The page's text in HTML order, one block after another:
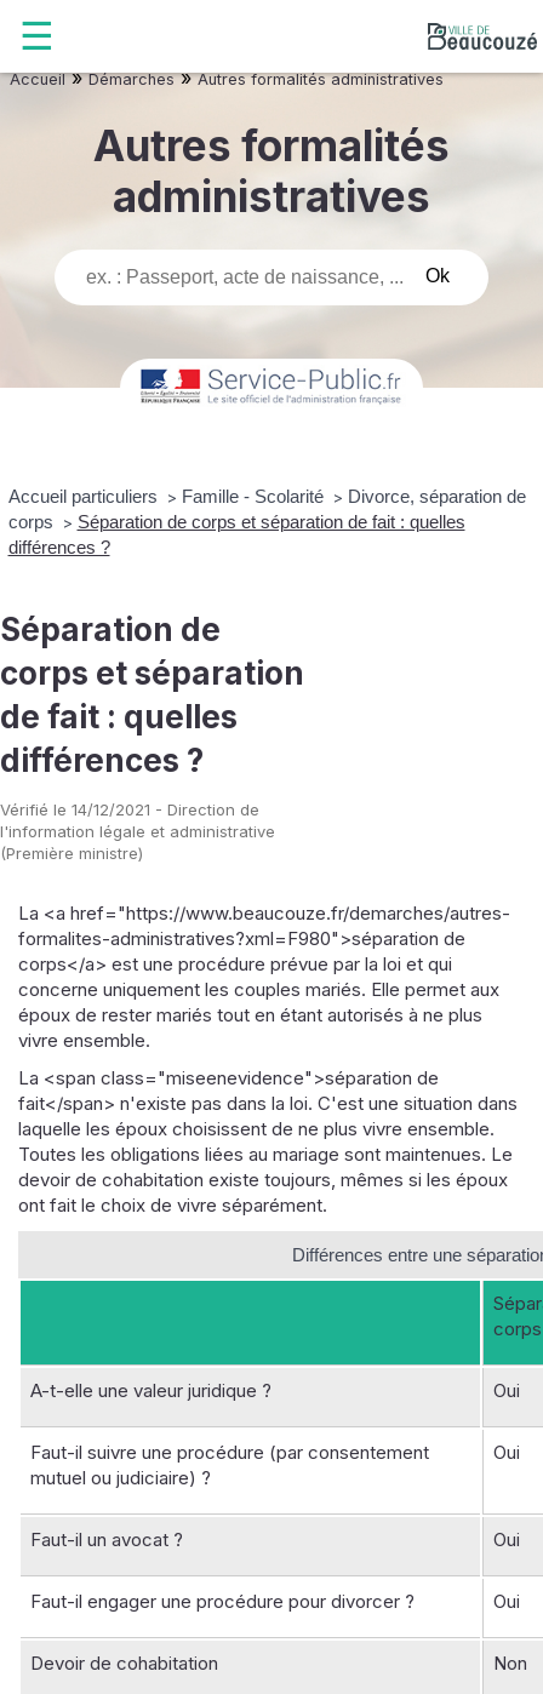
Accueil»Démarches»Autres formalités administratives
Autres formalités
administratives
Accueil particuliers > Famille - Scolarité > Divorce, séparation de
corps
> Séparation de corps et séparation de fait : quelles
différences ?
Séparation de
corps et séparation
de fait : quelles
différences ?
Vérifié le 14/12/2021 - Direction de
l'information légale et administrative
(Première ministre)
La <a href="https://www.beaucouze.fr/demarches/autres-
formalites-administratives?xml=F980">séparation de
corps</a> est une procédure prévue par la loi et qui
concerne uniquement les couples mariés. Elle permet aux
époux de rester mariés tout en étant autorisés à ne plus
vivre ensemble.
La <span class="miseenevidence">séparation de
fait</span> n'existe pas dans la loi. C'est une situation dans
laquelle les époux choisissent de ne plus vivre ensemble.
Toutes les obligations liées au mariage sont maintenues. Le
devoir de cohabitation existe toujours, mêmes si les époux
ont fait le choix de vivre séparément.
Différences entre une
corps
A-t-elle une valeur juridique ? Oui
Faut-il suivre une procédure (par consentement
mutuel ou judiciaire) ?
Oui
Faut-il un avocat ? Oui
Faut-il engager une procédure pour divorcer ? Oui
Devoir de cohabitation Non